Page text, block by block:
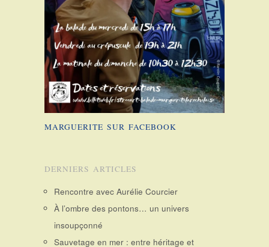
MARGUERITE SUR FACEBOOK
DERNIERS ARTICLES
Rencontre avec Aurélie Courcier
À l’ombre des pontons… un univers
insoupçonné
Sauvetage en mer : entre héritage et